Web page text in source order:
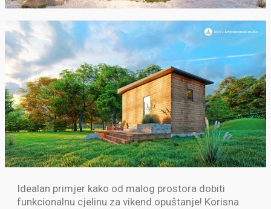
Idealan primjer kako od malog prostora dobiti
funkcionalnu cjelinu za vikend opuštanje! Korisna